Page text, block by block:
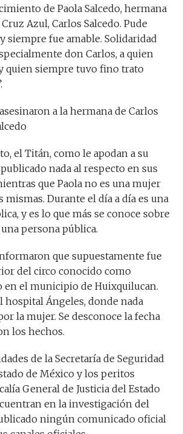
de Paola Salcedo, hermana
Azul, Carlos Salcedo. Pude
siempre fue amable. Solidaridad
don Carlos, a quien
quien siempre tuvo fino trato
a la hermana de Carlos
el Titán, como le apodan a su
nada al respecto en sus
que Paola no es una mujer
mismas. Durante el día a día es una
y es lo que más se conoce sobre
persona pública.
que supuestamente fue
del circo conocido como
en el municipio de Huixquilucan.
hospital Ángeles, donde nada
la mujer. Se desconoce la fecha
los hechos.
de la Secretaría de Seguridad
de México y los peritos
General de Justicia del Estado
en la investigación del
ningún comunicado oficial